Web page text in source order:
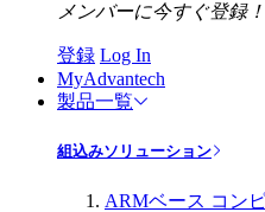
メンバーに今すぐ登録！
登録 Log In
MyAdvantech
製品一覧
組込みソリューション
ARMベース コン